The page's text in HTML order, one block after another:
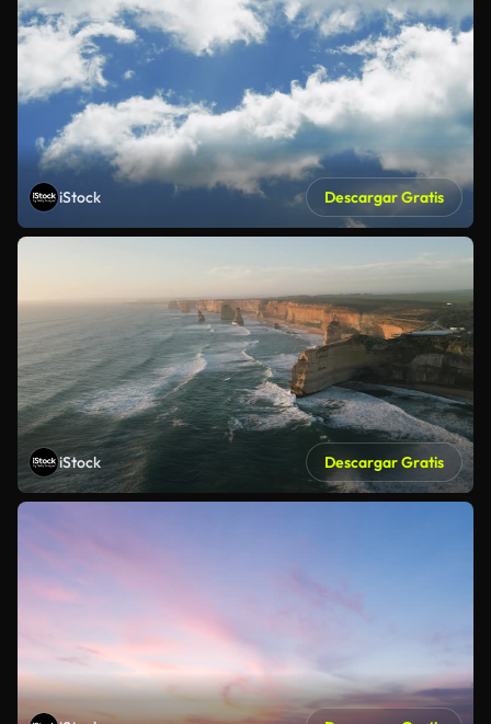
iStock Descargar Gratis
iStock Descargar Gratis